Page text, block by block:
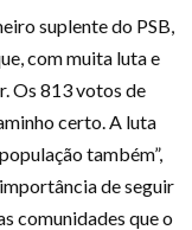
suplente do PSB,
com muita luta e
Os 813 votos de
certo. A luta
também”,
de seguir
comunidades que o